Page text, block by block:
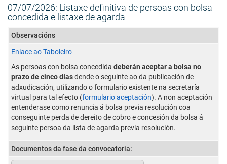
07/07/2026: Listaxe definitiva de persoas con bolsa
concedida e listaxe de agarda
Observacións
Enlace ao Taboleiro
As persoas con bolsa concedida deberán aceptar a bolsa no
prazo de cinco díasdende o seguinte ao da publicación de
adxudicación, utilizando o formulario existente na secretaría
virtual para tal efecto (formulario aceptación). A non aceptación
entenderase como renuncia á bolsa previa resolución coa
conseguinte perda de dereito de cobro e concesión da bolsa á
seguinte persoa da lista de agarda previa resolución.
Documentos da fase da convocatoria: